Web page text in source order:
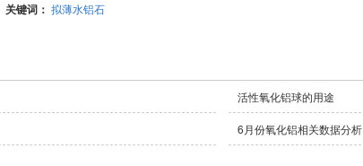
关键词： 拟薄水铝石
活性氧化铝球的用途
6月份氧化铝相关数据分析